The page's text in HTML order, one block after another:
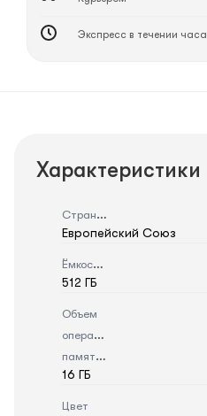
Экспресс в течении часа
Характеристики
Страна
Европейский Союз
Ёмкость
512 ГБ
Объем
оперативной
памяти
16 ГБ
Цвет